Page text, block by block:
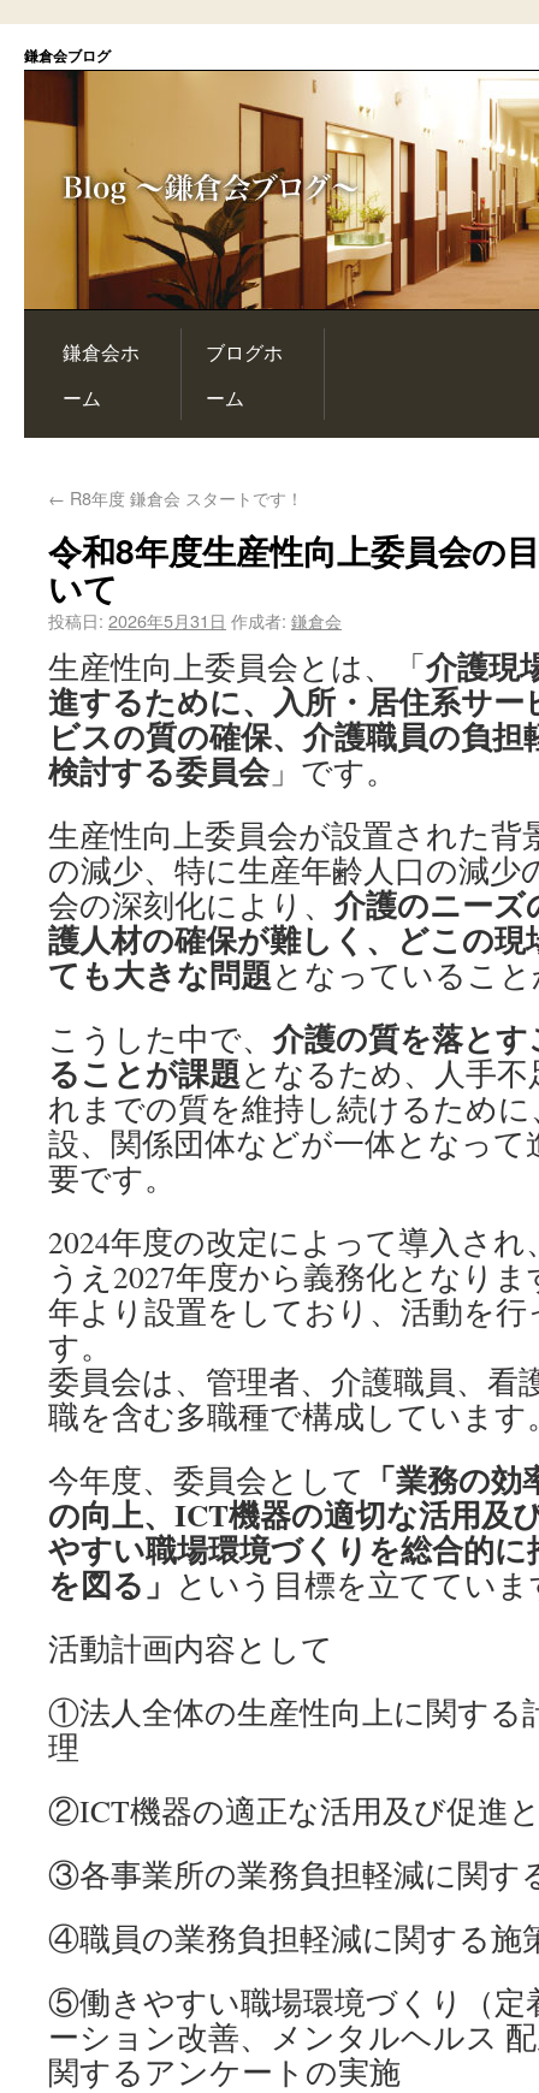
鎌倉会ブログ
鎌倉会ホ
ーム
ブログホ
ーム
← R8年度 鎌倉会 スタートです！
令和8年度生産性向上委員会の
いて
投稿日: 2026年5月31日 作成者: 鎌倉会
生産性向上委員会とは、「介護現
進するために、入所・居住系サ
ビスの質の確保、介護職員の負
検討する委員会」です。
生産性向上委員会が設置された背
の減少、特に生産年齢人口の減少
会の深刻化により、 介護のニーズ
護人材の確保が難しく、どこの
ても大きな問題となっているこ
こうした中で、 介護の質を落と
ることが課題となるため、人手
れまでの質を維持し続けるため
設、関係団体などが一体となっ
要です。
2024年度の改定によって導入さ
うえ2027年度から義務化となり
年より設置をしており、活動を
委員会は、管理者、介護職員、看
職を含む多職種で構成しています
今年度、委員会として 「業務の
の向上、ICT機器の適切な活用及
やすい職場環境づくりを総合的
を図る」 という目標を立てていま
活動計画内容として
①法人全体の生産性向上に関する
理
②ICT機器の適正な活用及び促進
③各事業所の業務負担軽減に関す
④職員の業務負担軽減に関する施
⑤働きやすい職場環境づくり（定
ーション改善、メンタルヘルス
関するアンケートの実施